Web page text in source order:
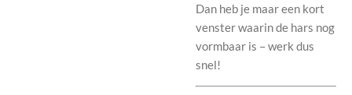
Dan heb je maar een kort
venster waarin de hars nog
vormbaar is – werk dus
snel!